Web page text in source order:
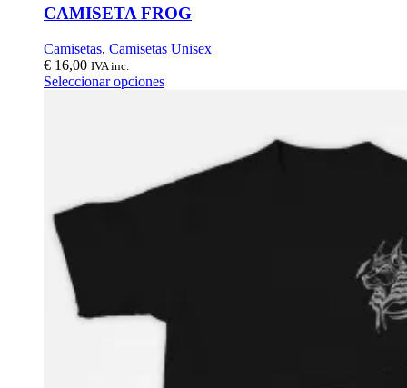
CAMISETA FROG
Camisetas, Camisetas Unisex
€ 16,00 IVA inc.
Seleccionar opciones